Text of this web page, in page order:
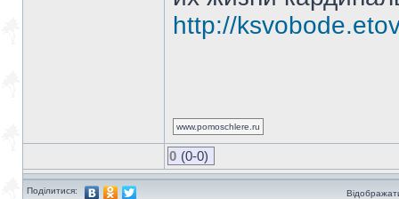
http://
www.pomoschlere.ru
0 (0-0)
Поділитися: